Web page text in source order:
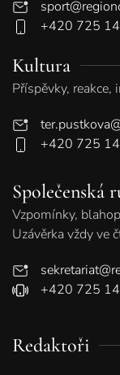
+420 725
Kultura
Příspěvky, reakce,
+420 725
Společenská
Vzpomínky,
Uzávěrka vždy ve
+420 725
Redaktoři